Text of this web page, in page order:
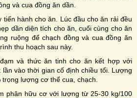
và cua đồng ăn dần.
tiến hành cho ăn. Lúc đầu cho ăn rải đều
dần diện tích cho ăn, cuối cùng cho ăn
ruộng để chạch đồng và cua đồng ăn
thu hoạch sau này.
và thức ăn tinh cho ăn kết hợp với
lần vào thời gian cố định chiều tối. Lượng
lượng cơ thể cua, chạch.
phân hữu cơ với lượng từ 25-30 kg/100